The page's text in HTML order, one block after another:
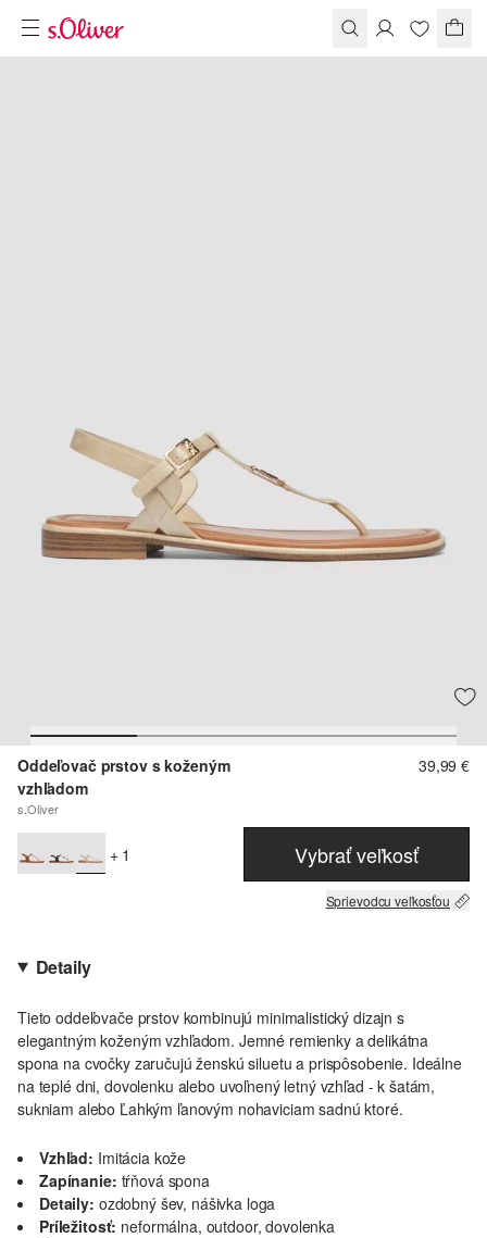
Oddeľovač prstov s koženým
vzhľadom
s.Oliver
39,99 €
+ 1 Vybrať veľkosť
Sprievodcu veľkosťou
Detaily
Tieto oddeľovače prstov kombinujú minimalistický dizajn s
elegantným koženým vzhľadom. Jemné remienky a delikátna
spona na cvočky zaručujú ženskú siluetu a prispôsobenie. Ideálne
na teplé dni, dovolenku alebo uvoľnený letný vzhľad - k šatám,
sukniam alebo Ľahkým ľanovým nohaviciam sadnú ktoré.
Vzhľad: Imitácia kože
Zapínanie: tŕňová spona
Detaily: ozdobný šev, nášivka loga
Príležitosť: neformálna, outdoor, dovolenka